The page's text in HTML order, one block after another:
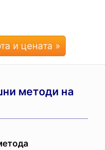
и цената »
методи на